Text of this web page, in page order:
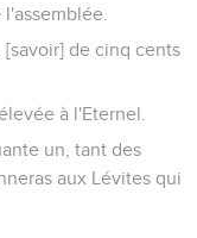
de cinq cents
à l'Eternel.
un, tant des
aux Lévites qui